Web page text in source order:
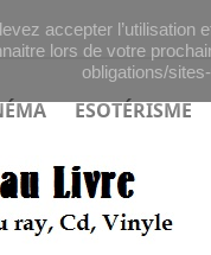
accepter
lors de votre
obligations/
ESOTÉRISME